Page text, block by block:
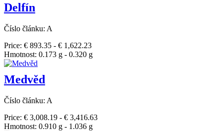
Delfín
Číslo článku: A
Price: € 893.35 - € 1,622.23
Hmotnost: 0.173 g - 0.320 g
Medvěd
Číslo článku: A
Price: € 3,008.19 - € 3,416.63
Hmotnost: 0.910 g - 1.036 g